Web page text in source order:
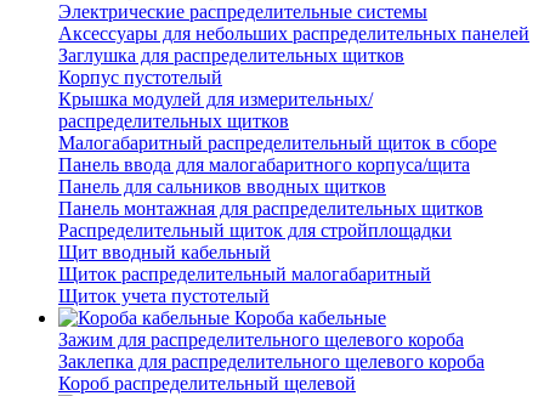
Электрические распределительные системы
Аксессуары для небольших распределительных панелей
Заглушка для распределительных щитков
Корпус пустотелый
Крышка модулей для измерительных/
распределительных щитков
Малогабаритный распределительный щиток в сборе
Панель ввода для малогабаритного корпуса/щита
Панель для сальников вводных щитков
Панель монтажная для распределительных щитков
Распределительный щиток для стройплощадки
Щит вводный кабельный
Щиток распределительный малогабаритный
Щиток учета пустотелый
Короба кабельные
Зажим для распределительного щелевого короба
Заклепка для распределительного щелевого короба
Короб распределительный щелевой